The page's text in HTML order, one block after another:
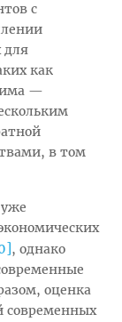
с
для
как
—
в том
, однако
оценка
современных